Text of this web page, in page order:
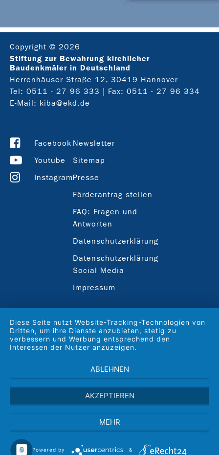
Copyright © 2026
Stiftung zur Bewahrung kirchlicher
Baudenkmäler in Deutschland
Herrenhäuser Straße 12, 30419 Hannover
Tel: 0511 - 27 96 333 | Fax: 0511 - 27 96 334
E-Mail: kiba@ekd.de
Facebook
Youtube
Instagram
Newsletter
Sitemap
Presse
Förderantrag stellen
FAQ: Fragen und
Antworten
Datenschutzerklärung
Datenschutzerklärung
Social Media
Impressum
Diese Seite nutzt Website-Tracking-Technologien von
Dritten, um ihre Dienste anzubieten, stetig zu
verbessern und Werbung entsprechend den
Interessen der Nutzer anzuzeigen.
ABLEHNEN
AKZEPTIEREN
MEHR
Powered by &